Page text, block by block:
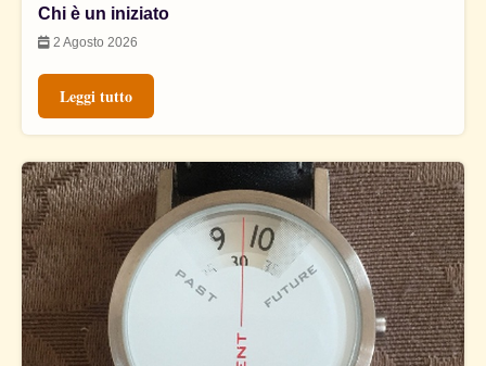
Chi è un iniziato
2 Agosto 2026
Leggi tutto